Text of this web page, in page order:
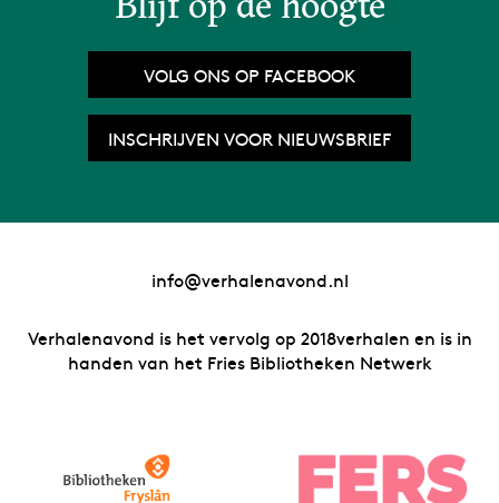
VOLG ONS OP FACEBOOK
INSCHRIJVEN VOOR NIEUWSBRIEF
info@verhalenavond.nl
Verhalenavond is het vervolg op 2018verhalen en is in
handen van het Fries Bibliotheken Netwerk